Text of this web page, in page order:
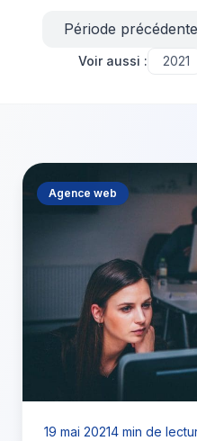
Période précédente
Voir aussi : 2021
Agence web
19 mai 20214 min de